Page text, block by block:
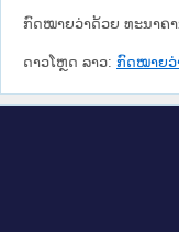
ກົດໝາຍວ່າດ້ວຍ ທະນາຄ
ດາວໂຫຼດ ລາວ: ກົດໝາຍວ່